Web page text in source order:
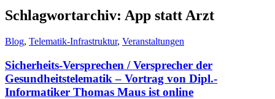
Schlagwortarchiv: App statt Arzt
Blog, Telematik-Infrastruktur, Veranstaltungen
Sicherheits-Versprechen / Versprecher der
Gesundheitstelematik – Vortrag von Dipl.-
Informatiker Thomas Maus ist online